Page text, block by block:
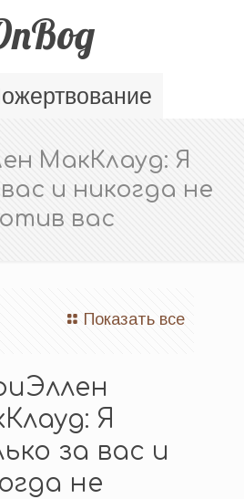
МакКлауд: Я
и никогда не
вас
Показать все
Я
за вас и
не